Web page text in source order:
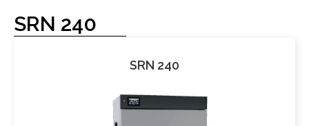
SRN 240
SRN 240